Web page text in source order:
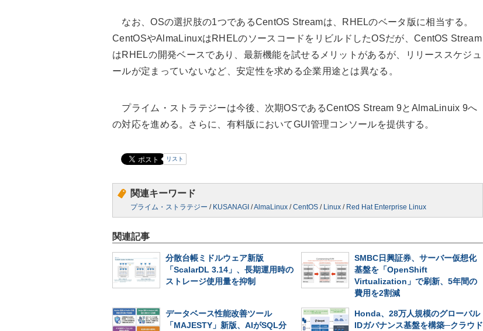
なお、OSの選択肢の1つであるCentOS Streamは、RHELのベータ版に相当する。
CentOSやAlmaLinuxはRHELのソースコードをリビルドしたOSだが、CentOS Stream
はRHELの開発ベースであり、最新機能を試せるメリットがあるが、リリーススケジュ
ールが定まっていないなど、安定性を求める企業用途とは異なる。
プライム・ストラテジーは今後、次期OSであるCentOS Stream 9とAlmaLinuix 9へ
の対応を進める。さらに、有料版においてGUI管理コンソールを提供する。
リスト
関連キーワード
プライム・ストラテジー / KUSANAGI /AlmaLinux /CentOS / Linux / Red Hat Enterprise Linux
関連記事
分散台帳ミドルウェア新版
「ScalarDL 3.14」、長期運用時の
ストレージ使用量を抑制
SMBC日興証券、サーバー仮想化
基盤を「OpenShift
Virtualization」で刷新、5年間の
費用を2割減
データベース性能改善ツール
「MAJESTY」新版、AIがSQL分
Honda、28万人規模のグローバル
IDガバナンス基盤を構築─クラウド